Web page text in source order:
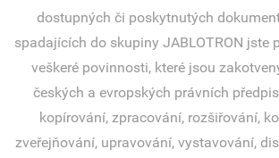
dostupných či poskytnutých
spadajících do skupiny JABLOTRON jste
veškeré povinnosti, které jsou
českých a evropských právních
kopírování, zpracování, rozšiřování,
zveřejňování, upravování, vystavování,